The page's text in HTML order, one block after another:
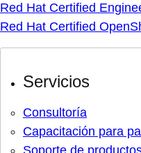
Red Hat Certified
Red Hat Certified
Servicios
Consultoría
Capacitación para
Soporte de